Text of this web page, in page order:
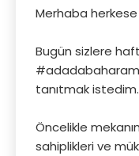
Merhaba herkese
Bugün sizlere
tanıtmak istedim.
Öncelikle
sahiplikleri ve